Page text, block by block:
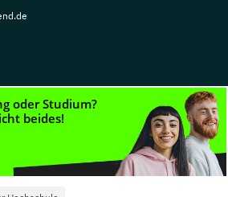
GmbH
Nutzungsbedingungen